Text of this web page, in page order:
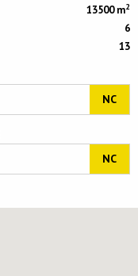
13500 m2
6
13
NC
NC